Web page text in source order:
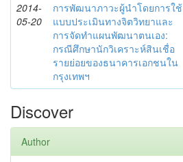
2014-
05-20
การพัฒนาภาวะผู้นำโดยการใช้
แบบประเมินทางจิตวิทยาและ
การจัดทำแผนพัฒนาตนเอง:
กรณีศึกษานักวิเคราะห์สินเชื่อ
รายย่อยของธนาคารเอกชนใน
กรุงเทพฯ
Discover
Author